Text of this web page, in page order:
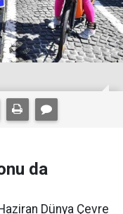
da
Dünya Çevre